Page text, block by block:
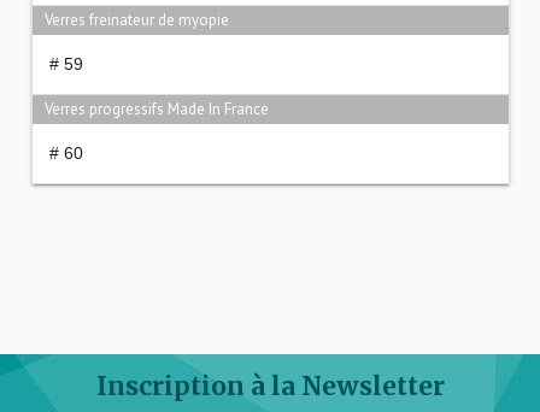
Verres freinateur de myopie
# 59
Verres progressifs Made In France
# 60
Inscription à la Newsletter